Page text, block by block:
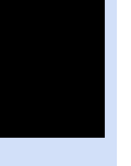
STEVE MARRIOTT – HUMBLE PIE –